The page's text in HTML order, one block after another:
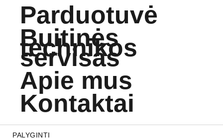
Parduotuvė
Buitinės
technikos
servisas
Apie mus
Kontaktai
PALYGINTI